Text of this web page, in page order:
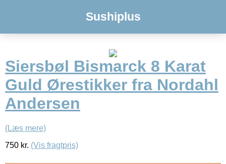
Sushiplus
Siersbøl Bismarck 8 Karat
Guld Ørestikker fra Nordahl
Andersen
(Læs mere)
750 kr. (Vis fragtpris)